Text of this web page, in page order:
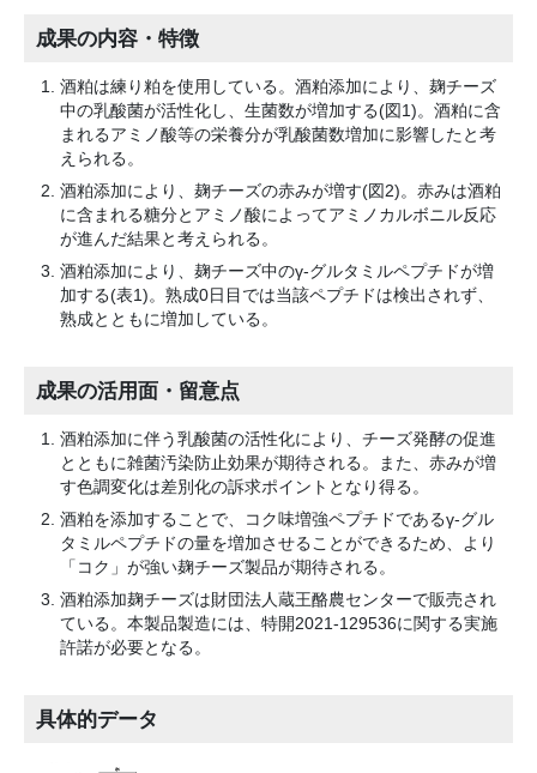
成果の内容・特徴
酒粕は練り粕を使用している。酒粕添加により、麹チーズ
中の乳酸菌が活性化し、生菌数が増加する(図1)。酒粕に含
まれるアミノ酸等の栄養分が乳酸菌数増加に影響したと考
えられる。
酒粕添加により、麹チーズの赤みが増す(図2)。赤みは酒粕
に含まれる糖分とアミノ酸によってアミノカルボニル反応
が進んだ結果と考えられる。
酒粕添加により、麹チーズ中のγ-グルタミルペプチドが増
加する(表1)。熟成0日目では当該ペプチドは検出されず、
熟成とともに増加している。
成果の活用面・留意点
酒粕添加に伴う乳酸菌の活性化により、チーズ発酵の促進
とともに雑菌汚染防止効果が期待される。また、赤みが増
す色調変化は差別化の訴求ポイントとなり得る。
酒粕を添加することで、コク味増強ペプチドであるγ-グル
タミルペプチドの量を増加させることができるため、より
「コク」が強い麹チーズ製品が期待される。
酒粕添加麹チーズは財団法人蔵王酪農センターで販売され
ている。本製品製造には、特開2021-129536に関する実施
許諾が必要となる。
具体的データ